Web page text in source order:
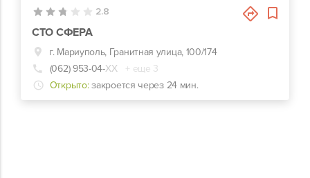
2.8
СТО СФЕРА
г. Мариуполь, Гранитная улица, 100/174
(062) 953-04-ХХ
+ еще 3
Открыто: закроется через 24 мин.